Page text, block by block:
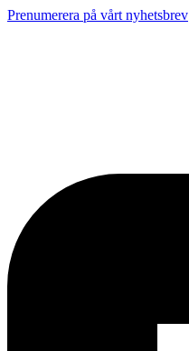
Prenumerera på vårt nyhetsbrev